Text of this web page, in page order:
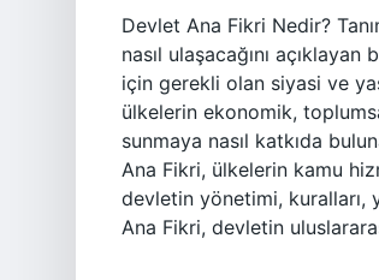
YAZILAR
Devlet Ana Fikri Nedir?
nasıl ulaşacağını
için gerekli olan siyasi ve
ülkelerin ekonomik,
sunmaya nasıl katkıda
Ana Fikri, ülkelerin kamu
devletin yönetimi, kuralları,
Ana Fikri, devletin